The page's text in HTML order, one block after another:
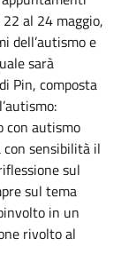
al 24 maggio,
dell’autismo e
sarà
Pin, composta
con autismo
sensibilità il
sul
sul tema
in un
rivolto al